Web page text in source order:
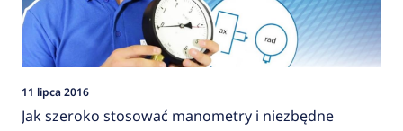
11 lipca 2016
Jak szeroko stosować manometry i niezbędne